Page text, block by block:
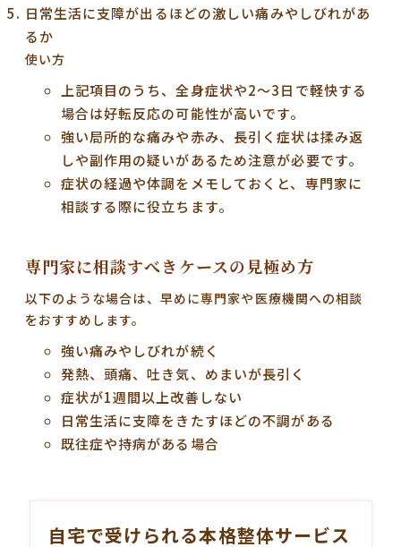
日常生活に支障が出るほどの激しい痛みやしびれがあ
るか
使い方
上記項目のうち、全身症状や2〜3日で軽快する
場合は好転反応の可能性が高いです。
強い局所的な痛みや赤み、長引く症状は揉み返
しや副作用の疑いがあるため注意が必要です。
症状の経過や体調をメモしておくと、専門家に
相談する際に役立ちます。
専門家に相談すべきケースの見極め方
以下のような場合は、早めに専門家や医療機関への相談
をおすすめします。
強い痛みやしびれが続く
発熱、頭痛、吐き気、めまいが長引く
症状が1週間以上改善しない
日常生活に支障をきたすほどの不調がある
既往症や持病がある場合
自宅で受けられる本格整体サービス